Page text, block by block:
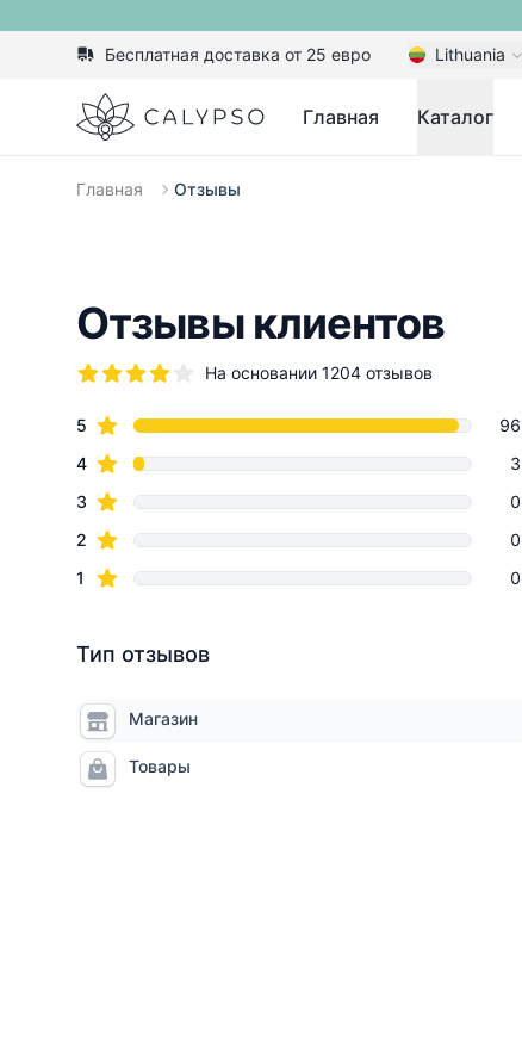
Бесплатная доставка от 25 евро Lithuania
Calypso Главная Каталог
Главная Отзывы
Отзывы клиентов
На основании 1204 отзывов
Review data
5 star reviews
4star reviews
3 star reviews
2 star reviews
1 star reviews
Тип отзывов
Магазин
Товары